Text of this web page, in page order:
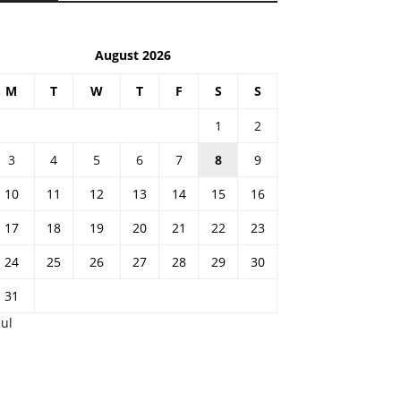
August 2026
M T W T F S S
1
2
3
4 5 6 7 8
9
10
11 12 13 14 15
16
17
18 19 20 21 22
23
24
25 26 27 28 29
30
31